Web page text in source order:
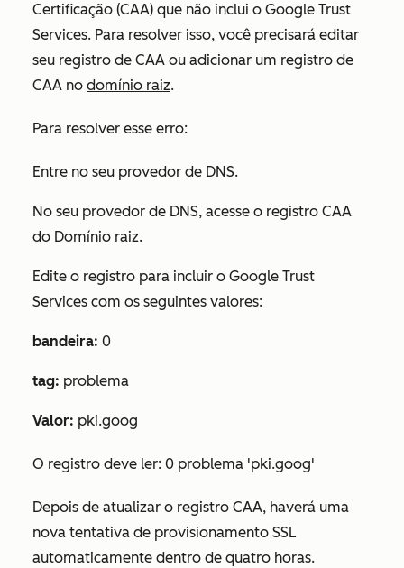
Certificação (CAA) que não inclui o Google Trust
Services. Para resolver isso, você precisará editar
seu registro de CAA ou adicionar um registro de
CAA no domínio raiz.
Para resolver esse erro:
Entre no seu provedor de DNS.
No seu provedor de DNS, acesse o registro CAA
do Domínio raiz.
Edite o registro para incluir o Google Trust
Services com os seguintes valores:
bandeira: 0
tag: problema
Valor: pki.goog
O registro deve ler: 0 problema 'pki.goog'
Depois de atualizar o registro CAA, haverá uma
nova tentativa de provisionamento SSL
automaticamente dentro de quatro horas.